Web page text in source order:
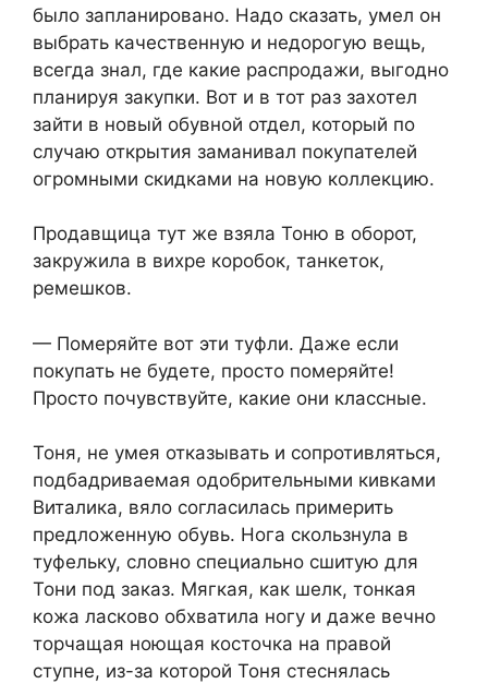
было запланировано. Надо сказать, умел он
выбрать качественную и недорогую вещь,
всегда знал, где какие распродажи, выгодно
планируя закупки. Вот и в тот раз захотел
зайти в новый обувной отдел, который по
случаю открытия заманивал покупателей
огромными скидками на новую коллекцию.
Продавщица тут же взяла Тоню в оборот,
закружила в вихре коробок, танкеток,
ремешков.
— Померяйте вот эти туфли. Даже если
покупать не будете, просто померяйте!
Просто почувствуйте, какие они классные.
Тоня, не умея отказывать и сопротивляться,
подбадриваемая одобрительными кивками
Виталика, вяло согласилась примерить
предложенную обувь. Нога скользнула в
туфельку, словно специально сшитую для
Тони под заказ. Мягкая, как шелк, тонкая
кожа ласково обхватила ногу и даже вечно
торчащая ноющая косточка на правой
ступне, из-за которой Тоня стеснялась